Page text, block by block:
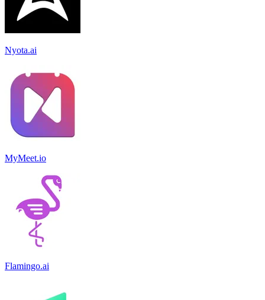
Nyota.ai
MyMeet.io
Flamingo.ai